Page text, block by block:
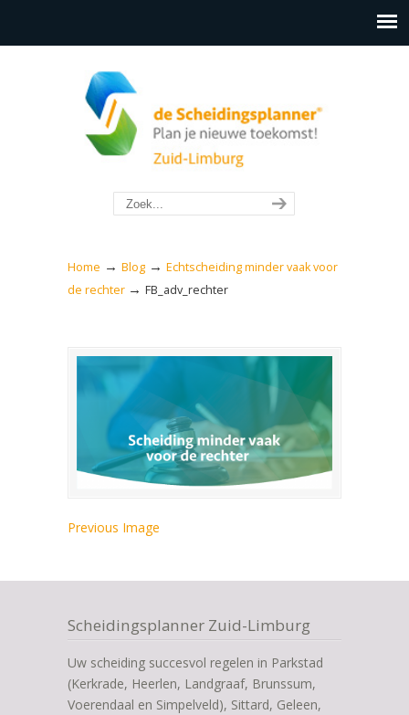
Home → Blog → Echtscheiding minder vaak voor
de rechter → FB_adv_rechter
Previous Image
Scheidingsplanner Zuid-Limburg
Uw scheiding succesvol regelen in Parkstad
(Kerkrade, Heerlen, Landgraaf, Brunssum,
Voerendaal en Simpelveld), Sittard, Geleen,